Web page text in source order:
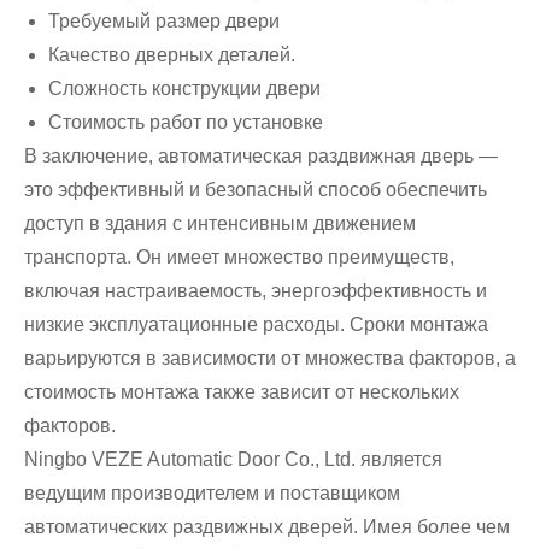
Требуемый размер двери
Качество дверных деталей.
Сложность конструкции двери
Стоимость работ по установке
В заключение, автоматическая раздвижная дверь —
это эффективный и безопасный способ обеспечить
доступ в здания с интенсивным движением
транспорта. Он имеет множество преимуществ,
включая настраиваемость, энергоэффективность и
низкие эксплуатационные расходы. Сроки монтажа
варьируются в зависимости от множества факторов, а
стоимость монтажа также зависит от нескольких
факторов.
Ningbo VEZE Automatic Door Co., Ltd. является
ведущим производителем и поставщиком
автоматических раздвижных дверей. Имея более чем